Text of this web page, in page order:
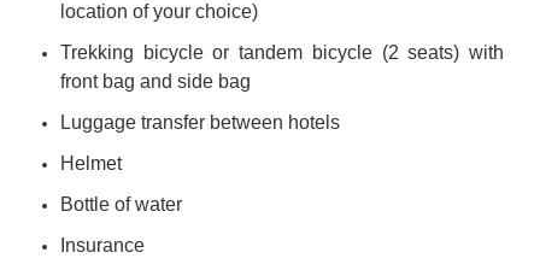
location of your choice)
Trekking bicycle or tandem bicycle (2 seats) with
front bag and side bag
Luggage transfer between hotels
Helmet
Bottle of water
Insurance